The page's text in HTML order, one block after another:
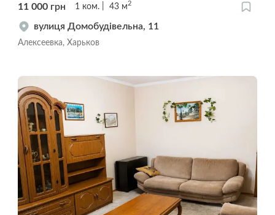
11 000 грн 1 ком. 43 м2
вулиця Домобудівельна, 11
Алексеевка, Харьков